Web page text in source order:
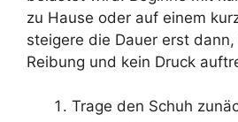
zu Hause oder auf einem
steigere die Dauer erst
Reibung und kein Druck
Trage den Schuh